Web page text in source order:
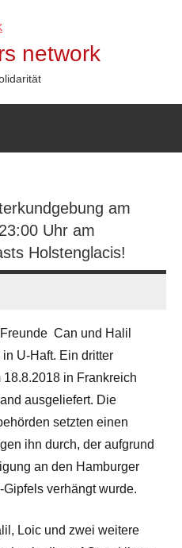
network
am
Uhr am
Holstenglacis!
Can und Halil
U-Haft. Ein dritter
in Frankreich
ausgeliefert. Die
setzten einen
ihn durch, der aufgrund
an den Hamburger
verhängt wurde.
Loic und zwei weitere